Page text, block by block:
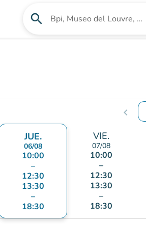
search Buscar un establecimiento
chevron_left
JUE.
06/08
10:00
–
12:30
13:30
–
18:30
VIE.
07/08
10:00
–
12:30
13:30
–
18:30